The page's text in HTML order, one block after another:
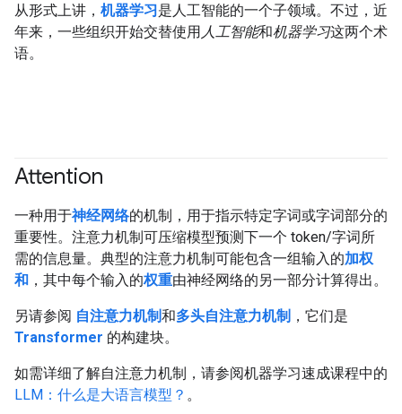
从形式上讲， 机器学习是人工智能的一个子领域。不过，近
年来，一些组织开始交替使用 人工智能和机器学习这两个术
语。
Attention
一种用于神经网络的机制，用于指示特定字词或字词部分的
重要性。注意力机制可压缩模型预测下一个 token/字词所
需的信息量。典型的注意力机制可能包含一组输入的加权
和 ，其中每个输入的权重由神经网络的另一部分计算得出。
另请参阅 自注意力机制和多头自注意力机制 ，它们是
Transformer 的构建块。
如需详细了解自注意力机制，请参阅机器学习速成课程中的
LLM：什么是大语言模型？ 。